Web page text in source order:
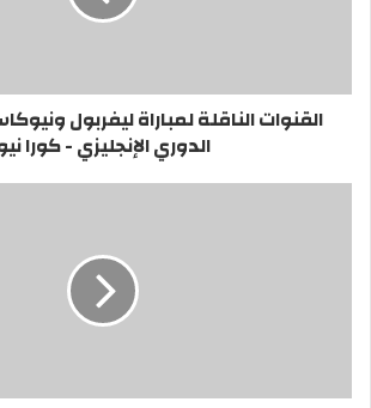
القنوات الناقلة لمباراة ليفربول
الدوري الإنجليزي - كورا